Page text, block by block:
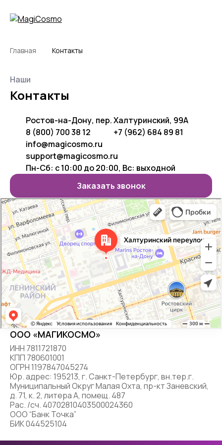
Главная Контакты
Наши
Контакты
Ростов-на-Дону, пер. Халтуринский, 99А
8 (800) 700 38 12
+7 (962) 684 89 81
Заказать звонок
info@magicosmo.ru
support@magicosmo.ru
Пн-Сб: с 10:00 до 20:00, Вc: выходной
ООО «МАГИКОСМО»
ИНН 7811721870
КПП 780601001
ОГРН 1197847045274
Юр. адрес: 195213, г. Санкт-Петербург, вн.тер.г.
Муниципальный Округ Малая Охта, пр-кт Заневский,
д. 71, к. 2, литера А, помещ. 487
Рас. /сч. 40702810403500024360
ООО “Банк Точка”
БИК 044525104